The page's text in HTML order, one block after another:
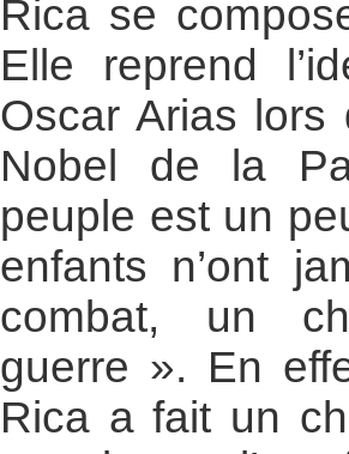
Rica se
Elle reprend
Oscar Arias lors
Nobel de la
peuple est un
enfants n’ont
combat, un
guerre ». En
Rica a fait un